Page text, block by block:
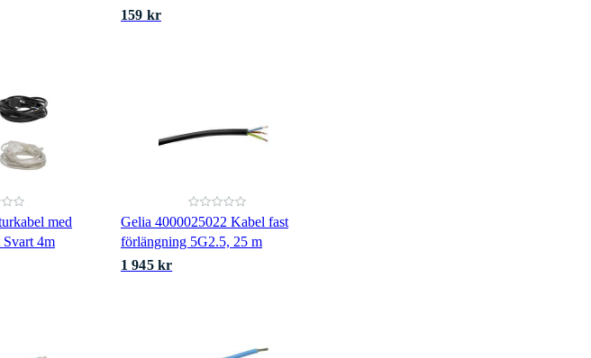
159 kr
med
Svart 4m
Gelia 4000025022 Kabel fast
förlängning 5G2.5, 25 m
1 945 kr